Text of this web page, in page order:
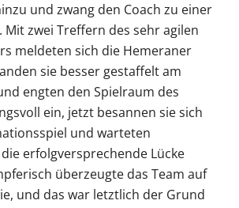
und zwang den Coach zu einer
Mit zwei Treffern des sehr agilen
meldeten sich die Hemeraner
sie besser gestaffelt am
engten den Spielraum des
ein, jetzt besannen sie sich
und warteten
erfolgversprechende Lücke
überzeugte das Team auf
und das war letztlich der Grund